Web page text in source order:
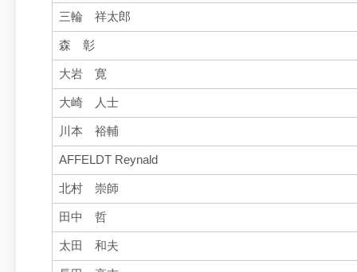
三輪 祥太郎
森 彰
大岩 寛
大崎 人士
川本 裕輔
AFFELDT Reynald
北村 崇師
田中 哲
太田 和夫